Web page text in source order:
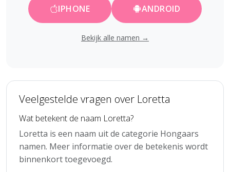
IPHONE ANDROID
Bekijk alle namen →
Veelgestelde vragen over Loretta
Wat betekent de naam Loretta?
Loretta is een naam uit de categorie Hongaars
namen. Meer informatie over de betekenis wordt
binnenkort toegevoegd.